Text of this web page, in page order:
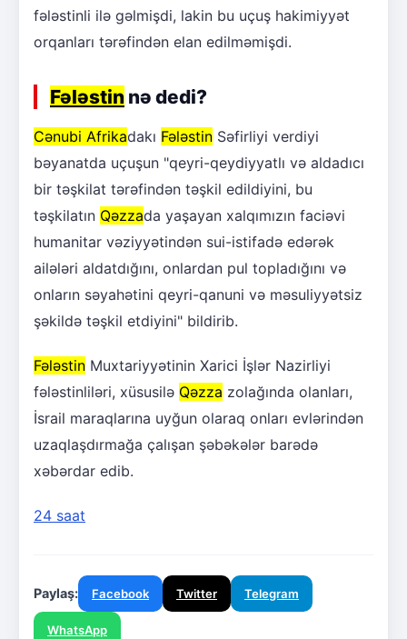
fələstinli ilə gəlmişdi, lakin bu uçuş hakimiyyət
orqanları tərəfindən elan edilməmişdi.
Fələstin nə dedi?
Cənubi Afrikadakı Fələstin Səfirliyi verdiyi
bəyanatda uçuşun "qeyri-qeydiyyatlı və aldadıcı
bir təşkilat tərəfindən təşkil edildiyini, bu
təşkilatın Qəzzada yaşayan xalqımızın faciəvi
humanitar vəziyyətindən sui-istifadə edərək
ailələri aldatdığını, onlardan pul topladığını və
onların səyahətini qeyri-qanuni və məsuliyyətsiz
şəkildə təşkil etdiyini" bildirib.
Fələstin Muxtariyyətinin Xarici İşlər Nazirliyi
fələstinliləri, xüsusilə Qəzza zolağında olanları,
İsrail maraqlarına uyğun olaraq onları evlərindən
uzaqlaşdırmağa çalışan şəbəkələr barədə
xəbərdar edib.
24 saat
Paylaş: Facebook Twitter Telegram
WhatsApp